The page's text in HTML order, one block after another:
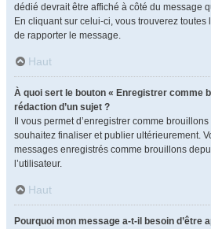
dédié devrait être affiché à côté du message
En cliquant sur celui-ci, vous trouverez
de rapporter le message.
Haut
À quoi sert le bouton « Enregistrer comme
rédaction d’un sujet ?
Il vous permet d’enregistrer comme
souhaitez finaliser et publier ultérieurement.
messages enregistrés comme brouillons
l’utilisateur.
Haut
Pourquoi mon message a-t-il besoin d’être